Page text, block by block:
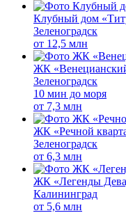
Клубный дом
Зеленоградск
от 12,5 млн
ЖК
Зеленоградск
10 мин до моря
от 7,3 млн
ЖК «Речной
Зеленоградск
от 6,3 млн
ЖК «Легенды
Калининград
от 5,6 млн